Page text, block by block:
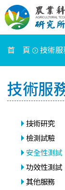
首 頁 技術服
技術服
技術研究
檢測試驗
安全性測試
功效性測試
其他服務